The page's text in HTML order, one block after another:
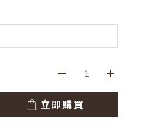
立即購買